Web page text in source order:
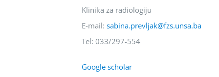
Klinika za radiologiju
E-mail: sabina.prevljak@fzs.unsa.ba
Tel: 033/297-554
Google scholar